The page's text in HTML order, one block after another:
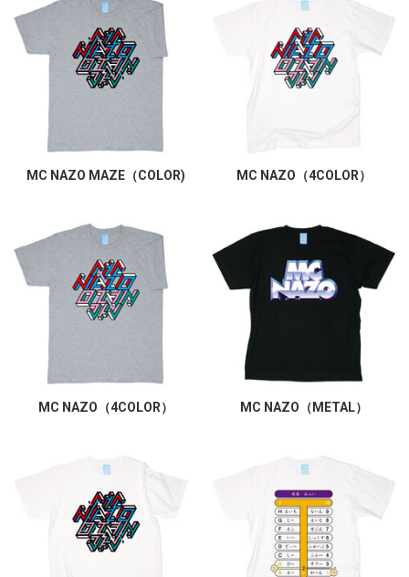
MC NAZO MAZE（COLOR) MC NAZO（4COLOR）
MC NAZO（4COLOR） MC NAZO（METAL）